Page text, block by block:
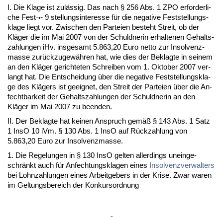
I. Die Kla­ge ist zulässig. Das nach § 256 Abs. 1 ZPO er­for­der­li­
che Fest¬- 9 stel­lungs­in­ter­es­se für die ne­ga­ti­ve Fest­stel­lungs­
kla­ge liegt vor. Zwi­schen den Par­tei­en be­steht Streit, ob der
Kläger die im Mai 2007 von der Schuld­ne­rin er­hal­te­nen Ge­halts­
zah­lun­gen iHv. ins­ge­samt 5.863,20 Eu­ro net­to zur In­sol­venz­
mas­se zurück­zu­gewähren hat, wie dies der Be­klag­te in sei­nem
an den Kläger ge­rich­te­ten Schrei­ben vom 1. Ok­to­ber 2007 ver­
langt hat. Die Ent­schei­dung über die ne­ga­ti­ve Fest­stel­lungs­kla­
ge des Klägers ist ge­eig­net, den Streit der Par­tei­en über die An­
fecht­bar­keit der Ge­halts­zah­lun­gen der Schuld­ne­rin an den
Kläger im Mai 2007 zu be­en­den.
II. Der Be­klag­te hat kei­nen An­spruch gemäß § 143 Abs. 1 Satz
1 In­sO 10 iVm. § 130 Abs. 1 In­sO auf Rück­zah­lung von
5.863,20 Eu­ro zur In­sol­venz­mas­se.
1. Die Re­ge­lun­gen in § 130 In­sO gel­ten al­ler­dings un­ein­ge­
schränkt auch für An­fech­tungs­kla­gen ei­nes In­sol­venz­ver­wal­ters
bei Lohn­zah­lun­gen ei­nes Ar­beit­ge­bers in der Kri­se. Zwar wa­ren
im Gel­tungs­be­reich der Kon­kurs­ord­nung